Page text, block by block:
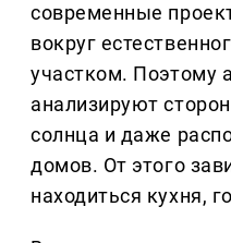
современные
вокруг
участком. Поэтому
анализируют
солнца и даже
домов. От этого
находиться кухня,